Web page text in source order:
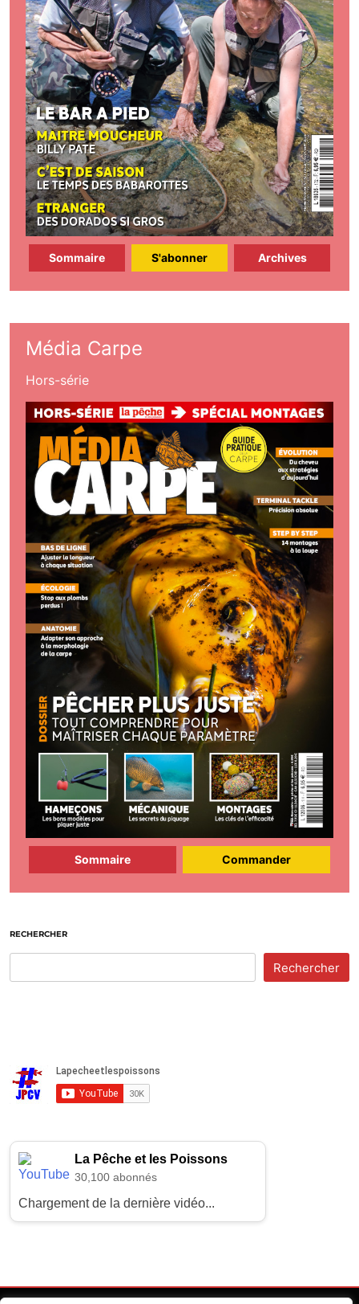
Sommaire S'abonner Archives
Média Carpe
Hors-série
Sommaire Commander
RECHERCHER
Rechercher
La Pêche et les Poissons
30,100 abonnés
Chargement de la dernière vidéo...